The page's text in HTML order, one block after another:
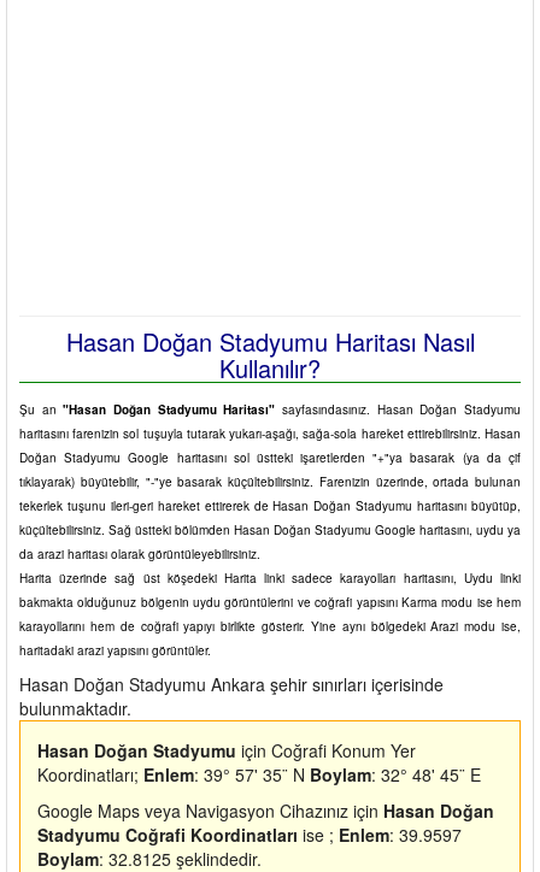
Hasan Doğan Stadyumu Haritası Nasıl
Kullanılır?
Şu an"Hasan Doğan Stadyumu Haritası" sayfasındasınız. Hasan Doğan Stadyumu
haritasını farenizin sol tuşuyla tutarak yukarı-aşağı, sağa-sola hareket ettirebilirsiniz. Hasan
Doğan Stadyumu Google haritasını sol üstteki işaretlerden "+"ya basarak (ya da çif
tıklayarak) büyütebilir, "-"ye basarak küçültebilirsiniz. Farenizin üzerinde, ortada bulunan
tekerlek tuşunu ileri-geri hareket ettirerek de Hasan Doğan Stadyumu haritasını büyütüp,
küçültebilirsiniz. Sağ üstteki bölümden Hasan Doğan Stadyumu Google haritasını, uydu ya
da arazi haritası olarak görüntüleyebilirsiniz.
Harita üzerinde sağ üst köşedeki Harita linki sadece karayolları haritasını, Uydu linki
bakmakta olduğunuz bölgenin uydu görüntülerini ve coğrafi yapısını Karma modu ise hem
karayollarını hem de coğrafi yapıyı birlikte gösterir. Yine aynı bölgedeki Arazi modu ise,
haritadaki arazi yapısını görüntüler.
Hasan Doğan Stadyumu Ankara şehir sınırları içerisinde
bulunmaktadır.
Hasan Doğan Stadyumu için Coğrafi Konum Yer
Koordinatları; Enlem: 39° 57' 35¨ N Boylam: 32° 48' 45¨ E
Google Maps veya Navigasyon Cihazınız için Hasan Doğan
Stadyumu Coğrafi Koordinatları ise ; Enlem: 39.9597
Boylam: 32.8125 şeklindedir.